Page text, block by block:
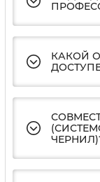
КАКОЙ